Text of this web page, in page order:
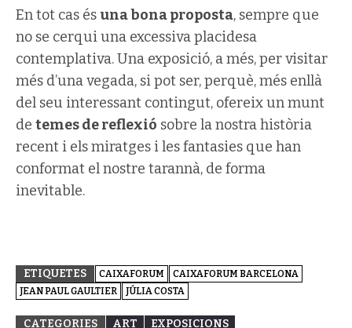
En tot cas ésuna bona proposta, sempre que
no se cerqui una excessiva placidesa
contemplativa. Una exposició, a més, per visitar
més d’una vegada, si pot ser, perquè, més enllà
del seu interessant contingut, ofereix un munt
de temes de reflexió sobre la nostra història
recent i els miratges i les fantasies que han
conformat el nostre tarannà, de forma
inevitable.
ETIQUETES CAIXAFORUM
CAIXAFORUM BARCELONA
JEAN PAUL GAULTIER
JÚLIA COSTA
CATEGORIES ART EXPOSICIONS